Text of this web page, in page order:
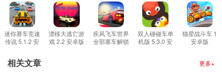
游戏特色
1、游戏中进一步完成任务，可以获得免费的奖励，可以购买登记更
高的赛车。
2、游戏中有许多不同的赛车，你可以自由的购买自己喜欢的赛车去
参加比赛。
迷你赛车竞速
传说 5.1.2 安
漂移大逃亡游
戏 2.2 安卓版
疾风飞车世界
全部塞车解锁
双人碰碰车单
机版 5.3.0 安
猫星战斗车 1
安卓版
相关文章 更多+